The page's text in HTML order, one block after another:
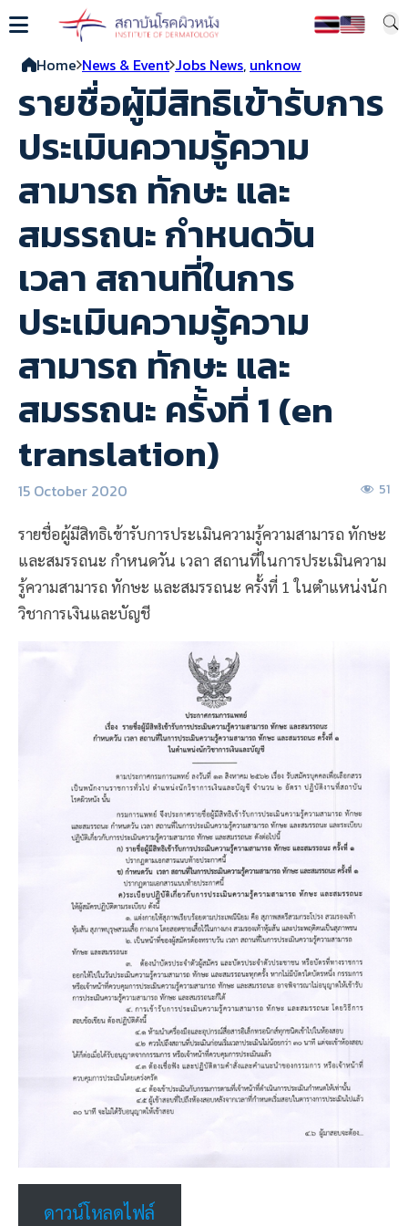
Home News & Event Jobs News, unknow
รายชื่อผู้มีสิทธิเข้ารับการ
ประเมินความรู้ความ
สามารถ ทักษะ และ
สมรรถนะ กำหนดวัน
เวลา สถานที่ในการ
ประเมินความรู้ความ
สามารถ ทักษะ และ
สมรรถนะ ครั้งที่ 1 (en
translation)
15 October 2020 51
รายชื่อผู้มีสิทธิเข้ารับการประเมินความรู้ความสามารถ ทักษะ
และสมรรถนะ กำหนดวัน เวลา สถานที่ในการประเมินความ
รู้ความสามารถ ทักษะ และสมรรถนะ ครั้งที่ 1 ในตำแหน่งนัก
วิชาการเงินและบัญชี
ดาวน์โหลดไฟล์